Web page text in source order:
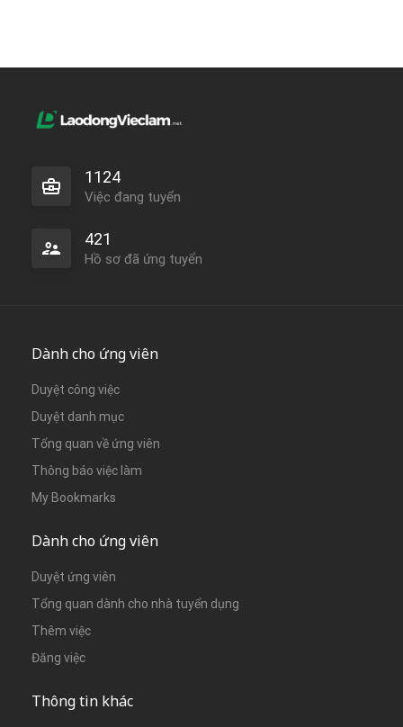
1124
Việc đang tuyển
421
Hồ sơ đã ứng tuyển
Dành cho ứng viên
Duyệt công việc
Duyệt danh mục
Tổng quan về ứng viên
Thông báo việc làm
My Bookmarks
Dành cho ứng viên
Duyệt ứng viên
Tổng quan dành cho nhà tuyển dụng
Thêm việc
Đăng việc
Thông tin khác